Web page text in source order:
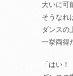
大いに可
そうなれ
ダンスの
一挙両得
「はい！